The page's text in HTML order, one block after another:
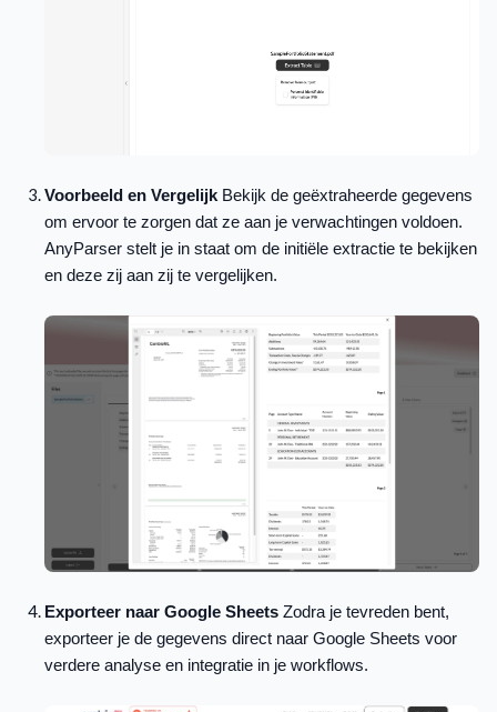
Voorbeeld en Vergelijk Bekijk de geëxtraheerde gegevens
om ervoor te zorgen dat ze aan je verwachtingen voldoen.
AnyParser stelt je in staat om de initiële extractie te bekijken
en deze zij aan zij te vergelijken.
Exporteer naar Google Sheets Zodra je tevreden bent,
exporteer je de gegevens direct naar Google Sheets voor
verdere analyse en integratie in je workflows.